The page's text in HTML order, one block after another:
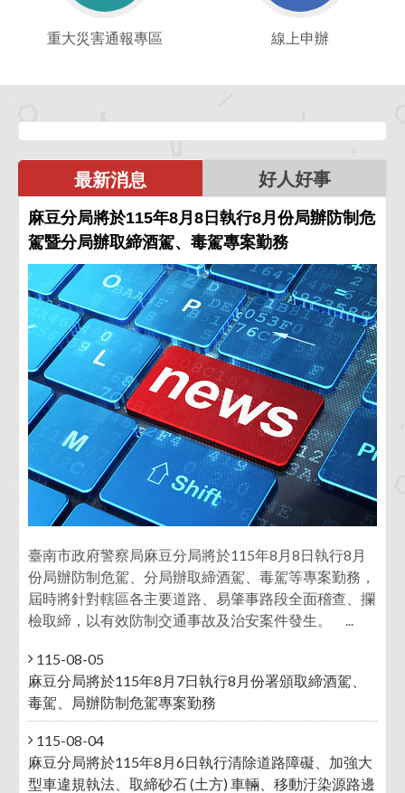
大
害
區
重大災害通報專區
上
辦
線上申辦
最新消息 好人好事
麻豆分局將於115年8月8日執行8月份局辦防制危
駕暨分局辦取締酒駕、毒駕專案勤務
臺南市政府警察局麻豆分局將於115年8月8日執行8月
份局辦防制危駕、分局辦取締酒駕、毒駕等專案勤務，
屆時將針對轄區各主要道路、易肇事路段全面稽查、攔
檢取締，以有效防制交通事故及治安案件發生。 ...
115-08-05
麻豆分局將於115年8月7日執行8月份署頒取締酒駕、
毒駕、局辦防制危駕專案勤務
115-08-04
麻豆分局將於115年8月6日執行清除道路障礙、加強大
型車違規執法、取締砂石 (土方) 車輛、移動汙染源路邊